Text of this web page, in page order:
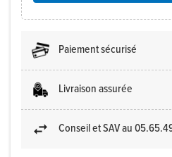
Paiement sécurisé
Livraison assurée
Conseil et SAV au